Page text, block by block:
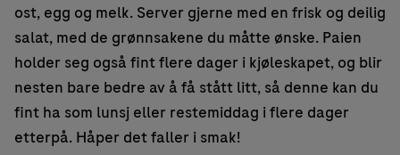
ost, egg og melk. Server gjerne med en frisk og deilig
salat, med de grønnsakene du måtte ønske. Paien
holder seg også fint flere dager i kjøleskapet, og blir
nesten bare bedre av å få stått litt, så denne kan du
fint ha som lunsj eller restemiddag i flere dager
etterpå. Håper det faller i smak!